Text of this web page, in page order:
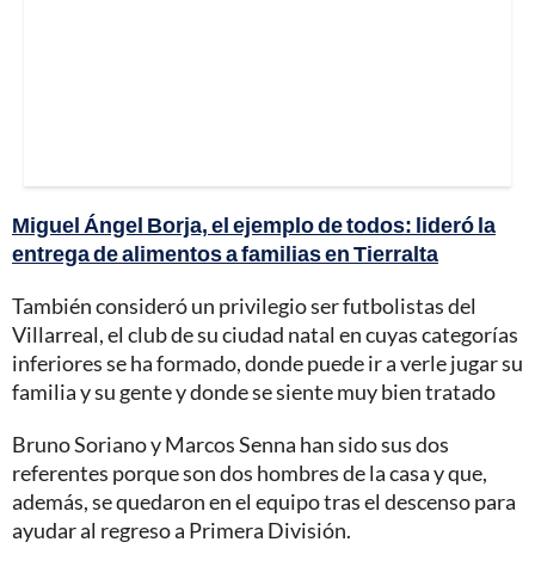
Miguel Ángel Borja, el ejemplo de todos: lideró la
entrega de alimentos a familias en Tierralta
También consideró un privilegio ser futbolistas del
Villarreal, el club de su ciudad natal en cuyas categorías
inferiores se ha formado, donde puede ir a verle jugar su
familia y su gente y donde se siente muy bien tratado
Bruno Soriano y Marcos Senna han sido sus dos
referentes porque son dos hombres de la casa y que,
además, se quedaron en el equipo tras el descenso para
ayudar al regreso a Primera División.